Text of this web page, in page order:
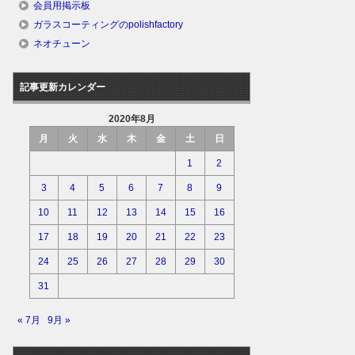
会員用掲示板
ガラスコーティングのpolishfactory
ネオチューン
記事更新カレンダー
2020年8月
月
火 水 木 金 土 日
1 2
3 4 5 6 7 8 9
10 11 12 13 14 15 16
17 18 19 20 21 22 23
24 25 26 27 28 29 30
31
« 7月 9月 »